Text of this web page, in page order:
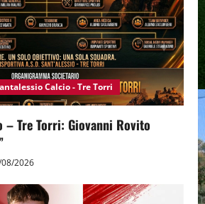
Calcio - Tre Torri
– Tre Torri: Giovanni Rovito
2026